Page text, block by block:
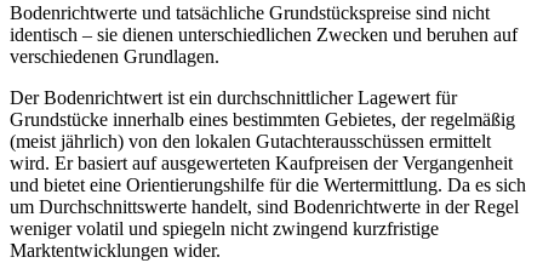
Bodenrichtwerte und tatsächliche Grundstückspreise sind nicht
identisch – sie dienen unterschiedlichen Zwecken und beruhen auf
verschiedenen Grundlagen.
Der Bodenrichtwert ist ein durchschnittlicher Lagewert für
Grundstücke innerhalb eines bestimmten Gebietes, der regelmäßig
(meist jährlich) von den lokalen Gutachterausschüssen ermittelt
wird. Er basiert auf ausgewerteten Kaufpreisen der Vergangenheit
und bietet eine Orientierungshilfe für die Wertermittlung. Da es sich
um Durchschnittswerte handelt, sind Bodenrichtwerte in der Regel
weniger volatil und spiegeln nicht zwingend kurzfristige
Marktentwicklungen wider.